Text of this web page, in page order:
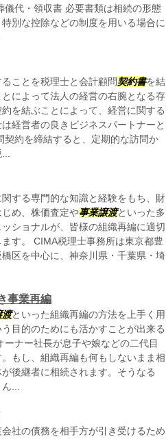
代・領収書 必要書類は相続の形態
別な控除などの制度を用いる場合に
ことを税理士と会計顧問契約書を結
によって法人の経営の右腕となる存
を結ぶことによって、経営に関する
経営者の良きビジネスパートナーと
契約を締結すると、定期的な訪問か
する専門的な知識と経験をもち、財
め、株価査定や事業譲渡といった多
ショナルが、皆様の組織再編に適切
す。 CIMA税理士事務所は東京都豊
区を中心に、神奈川県・千葉県・埼
事業再編
渡といった組織再編の方法を上手く用
目的のためにも活かすことが出来る
ナー社長が息子や娘などの二代目
もし、組織再編も何もしないまま相
後継者に相続されます。そうなる
...
社の債務を相手方が引き受けるため